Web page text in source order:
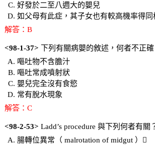
好發於二至八週大的嬰兒
如父母有此症，其子女也有較高機率得同
解答：B
<98-1-37> 下列有關病嬰的敘述，何者不正確
嘔吐物不含膽汁
嘔吐常成噴射狀
嬰兒完全沒有食慾
常有脫水現象
解答：C
<98-2-53> Ladd’s procedure 與下列何者有關
腸轉位異常（ malrotation of midgut ）